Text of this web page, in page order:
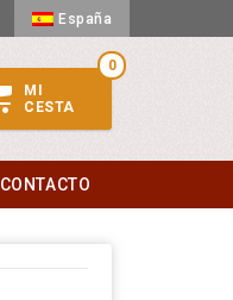
España
0
MI
CESTA
CONTACTO